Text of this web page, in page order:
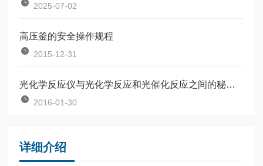
2025-07-02
高压釜的安全操作规程
2015-12-31
光化学反应仪与光化学反应和光催化反应之间的秘密关系
2016-01-30
详细介绍